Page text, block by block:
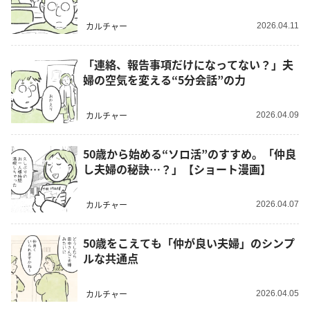
カルチャー 2026.04.11
「連絡、報告事項だけになってない？」夫
婦の空気を変える“5分会話”の力
カルチャー 2026.04.09
50歳から始める“ソロ活”のすすめ。「仲良
し夫婦の秘訣…？」【ショート漫画】
カルチャー 2026.04.07
50歳をこえても「仲が良い夫婦」のシンプ
ルな共通点
カルチャー 2026.04.05